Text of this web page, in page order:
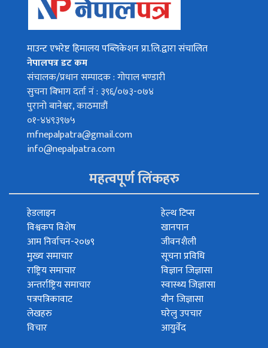
माउन्ट एभरेष्ट हिमालय पब्लिकेशन प्रा.लि.द्वारा संचालित
नेपालपत्र डट कम
संचालक/प्रधान सम्पादक : गोपाल भण्डारी
सुचना बिभाग दर्ता नं : ३९६/०७३-०७४
पुरानो बानेश्वर, काठमाडौं
०१-४४९३९७५
mfnepalpatra@gmail.com
info@nepalpatra.com
महत्वपूर्ण लिंकहरु
हेडलाइन
विश्वकप विशेष
आम निर्वाचन-२०७९
मुख्य समाचार
राष्ट्रिय समाचार
अन्तर्राष्ट्रिय समाचार
पत्रपत्रिकावाट
लेखहरु
विचार
हेल्थ टिप्स
खानपान
जीवनशैली
सूचना प्रविधि
विज्ञान जिज्ञासा
स्वास्थ्य जिज्ञासा
यौन जिज्ञासा
घरेलु उपचार
आयुर्वेद